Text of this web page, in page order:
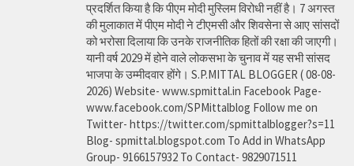
प्रदर्शित किया है कि पीएम मोदी मुस्लिम विरोधी नहीं है। 7 अगस्त
की मुलाकात में पीएम मोदी ने टीएमसी और शिवसेना से आए सांसदों
को भरोसा दिलाया कि उनके राजनीतिक हितों की रक्षा की जाएगी।
यानी वर्ष 2029 में होने वाले लोकसभा के चुनाव में यह सभी सांसद
भाजपा के उम्मीदवार होंगे। S.P.MITTAL BLOGGER ( 08-08-
2026) Website- www.spmittal.in Facebook Page-
www.facebook.com/SPMittalblog Follow me on
Twitter- https://twitter.com/spmittalblogger?s=11
Blog- spmittal.blogspot.com To Add in WhatsApp
Group- 9166157932 To Contact- 9829071511